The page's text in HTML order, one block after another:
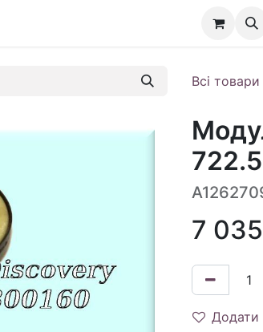
Всі товари
7
Додати